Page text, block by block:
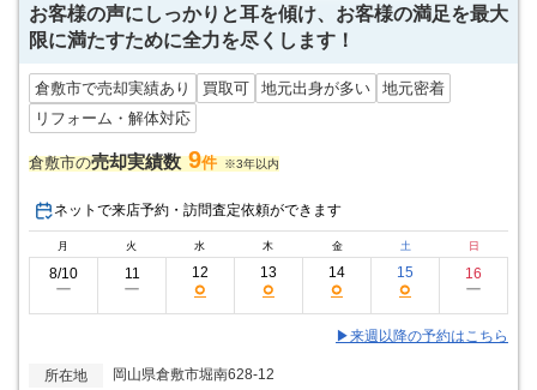
お客様の声にしっかりと耳を傾け、お客様の満足を最大
限に満たすために全力を尽くします！
倉敷市で売却実績あり 買取可 地元出身が多い
地元密着
リフォーム・解体対応
倉敷市の売却実績数 9件 ※3年以内
ネットで来店予約・訪問査定依頼ができます
月 火 水 木 金 土 日
8/10
ー
11
ー
12
○
13
○
14
○
15
○
16
ー
▶来週以降の予約はこちら
所在地 岡山県倉敷市堀南628-12